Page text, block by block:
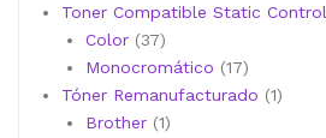
productos
Toner Compatible Static Control
Color 3737
productos
Monocromático 1717
productos
Tóner Remanufacturado 11
Brother 11